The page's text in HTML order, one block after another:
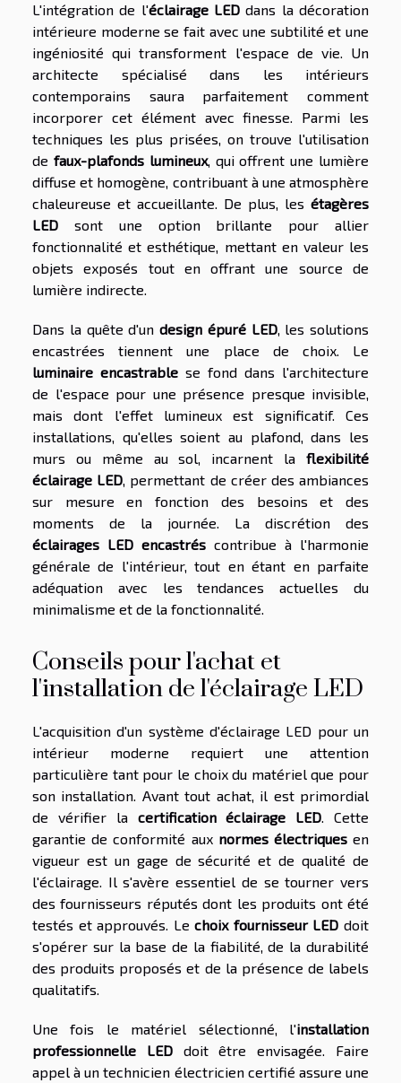
L'intégration de l'éclairage LED dans la décoration
intérieure moderne se fait avec une subtilité et une
ingéniosité qui transforment l'espace de vie. Un
architecte spécialisé dans les intérieurs
contemporains saura parfaitement comment
incorporer cet élément avec finesse. Parmi les
techniques les plus prisées, on trouve l'utilisation
de faux-plafonds lumineux, qui offrent une lumière
diffuse et homogène, contribuant à une atmosphère
chaleureuse et accueillante. De plus, les étagères
LED sont une option brillante pour allier
fonctionnalité et esthétique, mettant en valeur les
objets exposés tout en offrant une source de
lumière indirecte.
Dans la quête d'un design épuré LED, les solutions
encastrées tiennent une place de choix. Le
luminaire encastrable se fond dans l'architecture
de l'espace pour une présence presque invisible,
mais dont l'effet lumineux est significatif. Ces
installations, qu'elles soient au plafond, dans les
murs ou même au sol, incarnent la flexibilité
éclairage LED, permettant de créer des ambiances
sur mesure en fonction des besoins et des
moments de la journée. La discrétion des
éclairages LED encastrés contribue à l'harmonie
générale de l'intérieur, tout en étant en parfaite
adéquation avec les tendances actuelles du
minimalisme et de la fonctionnalité.
Conseils pour l'achat et
l'installation de l'éclairage LED
L'acquisition d'un système d'éclairage LED pour un
intérieur moderne requiert une attention
particulière tant pour le choix du matériel que pour
son installation. Avant tout achat, il est primordial
de vérifier la certification éclairage LED . Cette
garantie de conformité aux normes électriquesen
vigueur est un gage de sécurité et de qualité de
l'éclairage. Il s'avère essentiel de se tourner vers
des fournisseurs réputés dont les produits ont été
testés et approuvés. Lechoix fournisseur LED doit
s'opérer sur la base de la fiabilité, de la durabilité
des produits proposés et de la présence de labels
qualitatifs.
Une fois le matériel sélectionné, l'installation
professionnelle LEDdoit être envisagée. Faire
appel à un technicien électricien certifié assure une